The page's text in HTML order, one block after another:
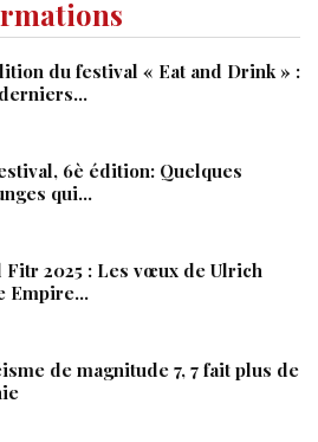
du festival « Eat and Drink » :
6è édition: Quelques
qui…
Fitr 2025 : Les vœux de Ulrich
Empire…
de magnitude 7, 7 fait plus de